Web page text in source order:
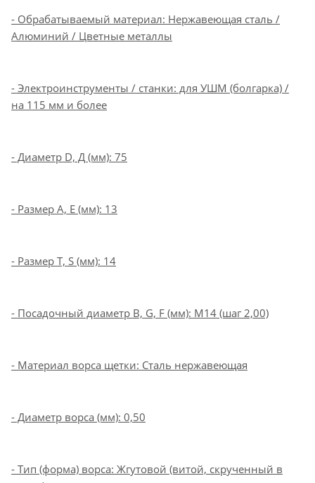
- Обрабатываемый материал: Нержавеющая сталь /
Алюминий / Цветные металлы
- Электроинструменты / станки: для УШМ (болгарка) /
на 115 мм и более
- Диаметр D, Д (мм): 75
- Размер A, E (мм): 13
- Размер T, S (мм): 14
- Посадочный диаметр B, G, F (мм): М14 (шаг 2,00)
- Материал ворса щетки: Сталь нержавеющая
- Диаметр ворса (мм): 0,50
- Тип (форма) ворса: Жгутовой (витой, скрученный в